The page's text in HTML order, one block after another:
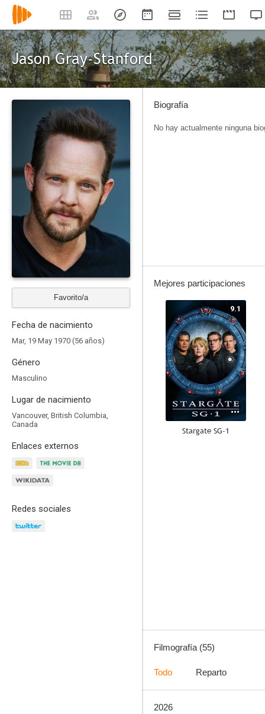
Jason Gray-Stanford
Favorito/a
Fecha de nacimiento
Mar, 19 May 1970 (56 años)
Género
Masculino
Lugar de nacimiento
Vancouver, British Columbia,
Canada
Enlaces externos
Redes sociales
Biografía
No hay actualmente ninguna
Mejores participaciones
9.1
Stargate SG-1
Filmografía (55)
Todo Reparto
2026